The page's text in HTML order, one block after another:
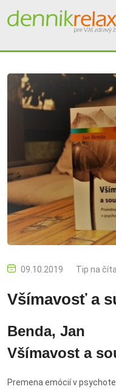
09.10.2019 Tip na
Všímavosť a
Benda, Jan
Všímavost a
Premena emócií v